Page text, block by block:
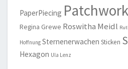
PaperPiecing Patchwork
Regina Grewe Roswitha Meidl
Hoffnung Sternenerwachen Sticken
Hexagon Ula Lenz